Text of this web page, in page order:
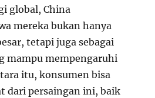
global, China
mereka bukan hanya
tetapi juga sebagai
mampu mempengaruhi
itu, konsumen bisa
dari persaingan ini, baik